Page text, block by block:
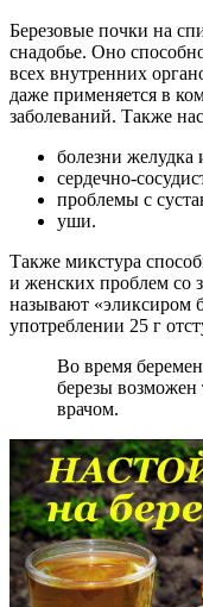
Березовые почки на
снадобье. Оно
всех внутренних
даже применяется в
заболеваний. Также
болезни желудка
сердечно-
проблемы с
уши.
Также микстура
и женских проблем со
называют «эликсиром
употреблении 25 г
Во время
березы возможен
врачом.